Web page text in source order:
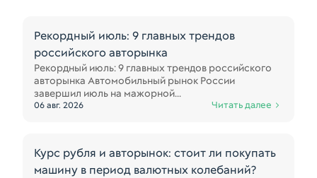
Рекордный июль: 9 главных трендов
российского авторынка
Рекордный июль: 9 главных трендов российского
авторынка Автомобильный рынок России
завершил июль на мажорной...
06 авг. 2026 Читать далее
Курс рубля и авторынок: стоит ли покупать
машину в период валютных колебаний?